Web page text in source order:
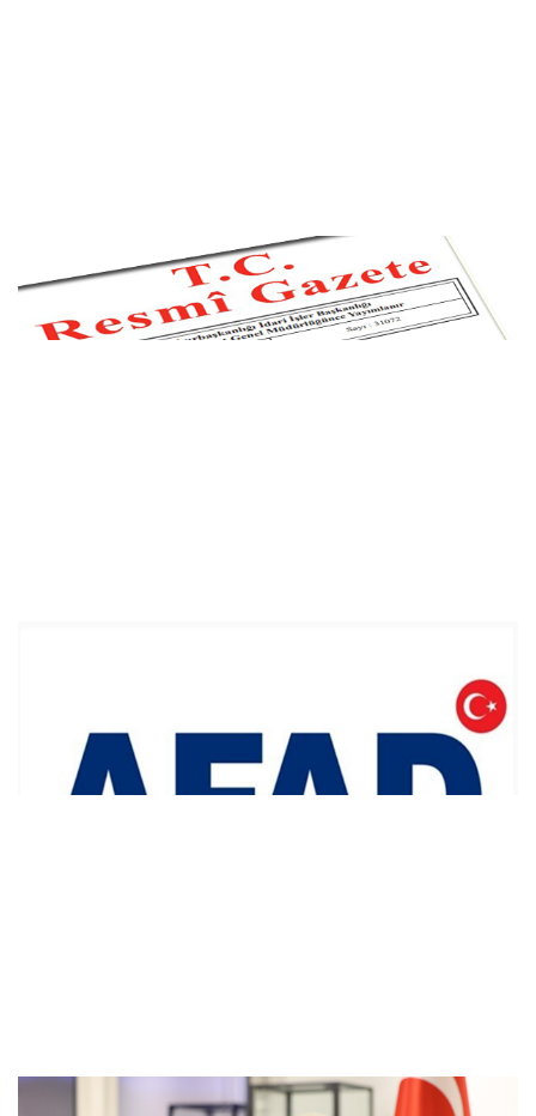
Resmi Gazete başlıkları
AFAD ile Gaziantep Büyükşehir Belediyesi
imzalandı